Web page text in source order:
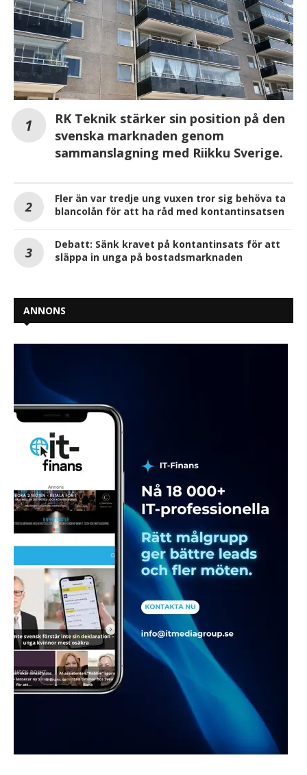
RK Teknik stärker sin position på den
svenska marknaden genom
sammanslagning med Riikku Sverige.
Fler än var tredje ung vuxen tror sig behöva ta
blancolån för att ha råd med kontantinsatsen
Debatt: Sänk kravet på kontantinsats för att
släppa in unga på bostadsmarknaden
ANNONS